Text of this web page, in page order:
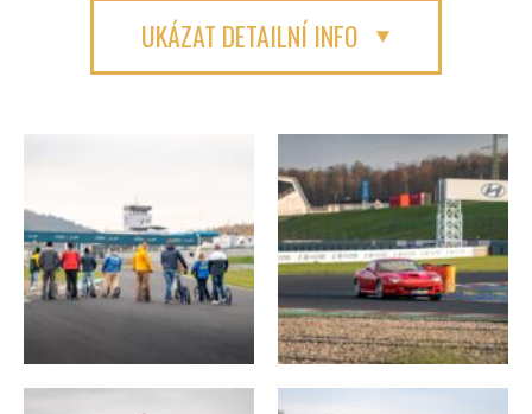
UKÁZAT DETAILNÍ INFO